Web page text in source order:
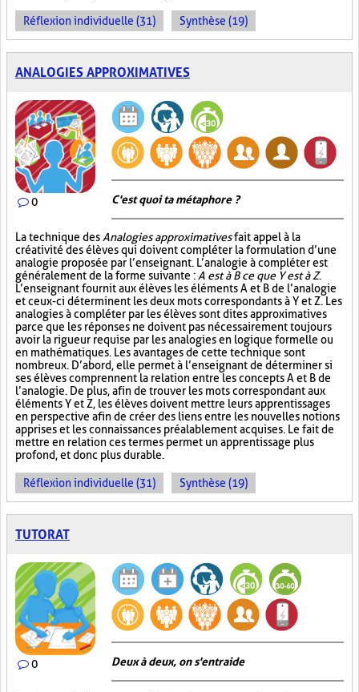
Réflexion individuelle (31) Synthèse (19)
ANALOGIES APPROXIMATIVES
0 C'est quoi ta métaphore ?
La technique des Analogies approximativesfait appel à la
créativité des élèves qui doivent compléter la formulation d’une
analogie proposée par l’enseignant. L’analogie à compléter est
généralement de la forme suivante : A est à B ce que Y est à Z.
L’enseignant fournit aux élèves les éléments A et B de l’analogie
et ceux-ci déterminent les deux mots correspondants à Y et Z. Les
analogies à compléter par les élèves sont dites approximatives
parce que les réponses ne doivent pas nécessairement toujours
avoir la rigueur requise par les analogies en logique formelle ou
en mathématiques. Les avantages de cette technique sont
nombreux. D’abord, elle permet à l’enseignant de déterminer si
ses élèves comprennent la relation entre les concepts A et B de
l’analogie. De plus, afin de trouver les mots correspondant aux
éléments Y et Z, les élèves doivent mettre leurs apprentissages
en perspective afin de créer des liens entre les nouvelles notions
apprises et les connaissances préalablement acquises. Le fait de
mettre en relation ces termes permet un apprentissage plus
profond, et donc plus durable.
Réflexion individuelle (31) Synthèse (19)
TUTORAT
0 Deux à deux, on s'entraide